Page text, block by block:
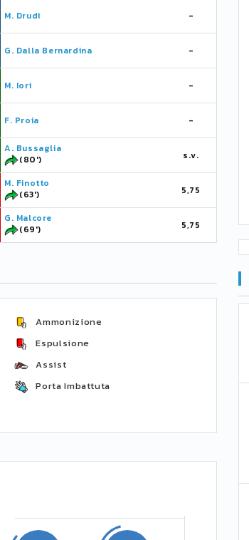
M. Drudi -
G. Dalla Bernardina -
M. Iori -
F. Proia -
A. Bussaglia
(80')
s.v.
M. Finotto
(63')
5,75
G. Malcore
(69')
5,75
Ammonizione
Espulsione
Assist
Porta Imbattuta